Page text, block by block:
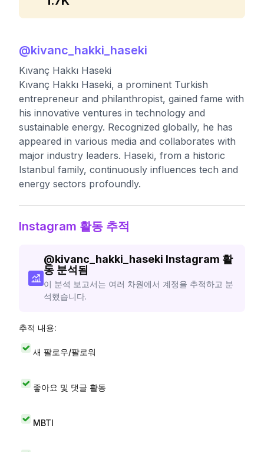
@kivanc_hakki_haseki
Kıvanç Hakkı Haseki
Kıvanç Hakkı Haseki, a prominent Turkish
entrepreneur and philanthropist, gained fame with
his innovative ventures in technology and
sustainable energy. Recognized globally, he has
appeared in various media and collaborates with
major industry leaders. Haseki, from a historic
Istanbul family, continuously influences tech and
energy sectors profoundly.
Instagram 활동 추적
@kivanc_hakki_haseki Instagram 활
동 분석됨
이 분석 보고서는 여러 차원에서 계정을 추적하고 분
석했습니다.
추적 내용:
새 팔로우/팔로워
좋아요 및 댓글 활동
MBTI